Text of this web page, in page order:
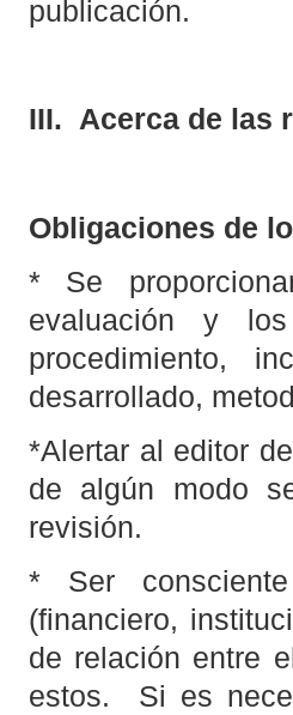
publicación.
III. Acerca de las
Obligaciones de
* Se
evaluación y
procedimiento,
desarrollado,
*Alertar al editor
de algún modo
revisión.
* Ser
(financiero,
de relación entre
estos. Si es